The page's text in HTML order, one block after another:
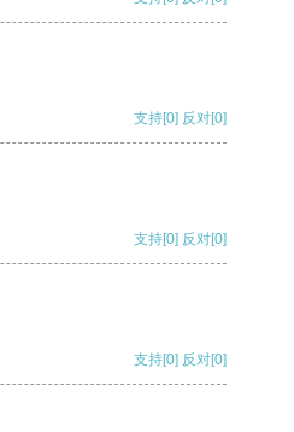
支持[0] 反对[0]
支持[0] 反对[0]
支持[0] 反对[0]